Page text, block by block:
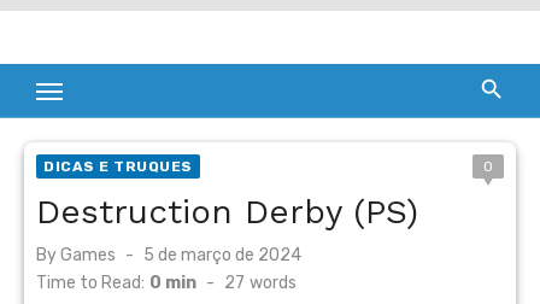
DICAS E TRUQUES 0
Destruction Derby (PS)
ByGames
Posted
on
5 de março de 2024
Time to Read: 0 min - 27 words